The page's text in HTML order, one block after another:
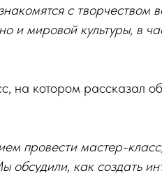
с творчеством
и мировой культуры, в
на котором рассказал
провести мастер-
обсудили, как создать